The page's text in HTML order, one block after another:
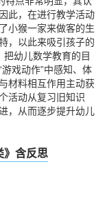
此，在进行教学活动
小猴一家来做客的生
，以此来吸引孩子的
幼儿数学教育的目
戏动作”中感知、体
材料相互作用主动获
活动从复习旧知识
从而逐步提升幼儿
》含反思